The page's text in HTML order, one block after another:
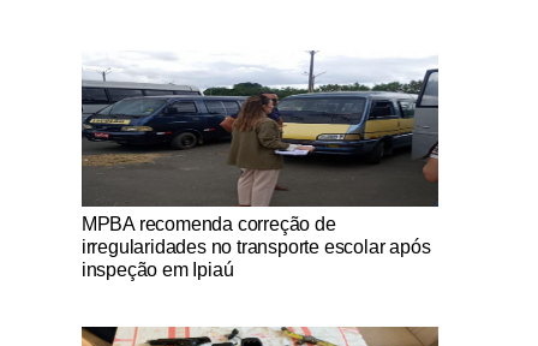
Notícias Católicas
MPBA recomenda correção de
irregularidades no transporte escolar após
inspeção em Ipiaú